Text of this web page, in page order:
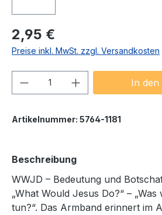
Regulärer Preis:
2,95 €
Preise inkl. MwSt. zzgl. Versandkosten
Produkt Anzahl: Gib
In
Artikelnummer: 5764-1181
Beschreibung
WWJD – Bedeutung und
„What Would Jesus Do?“ –
tun?“. Das Armband erinnert im